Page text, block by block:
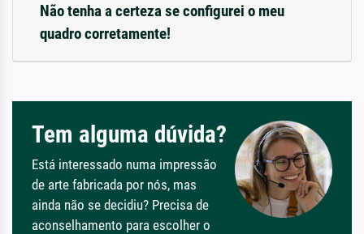
Não tenha a certeza se configurei o meu
quadro corretamente!
Tem alguma dúvida?
Está interessado numa impressão
de arte fabricada por nós, mas
ainda não se decidiu? Precisa de
aconselhamento para escolher o